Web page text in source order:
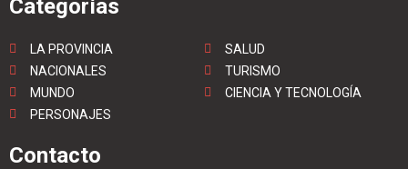
Categorías
LA PROVINCIA
NACIONALES
MUNDO
PERSONAJES
SALUD
TURISMO
CIENCIA Y TECNOLOGÍA
Contacto